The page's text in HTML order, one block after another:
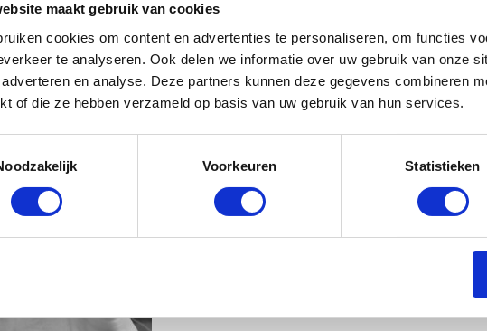
maakt gebruik van cookies
cookies om content en advertenties te personaliseren, om functies
te analyseren. Ook delen we informatie over uw gebruik van onze
en analyse. Deze partners kunnen deze gegevens combineren
of die ze hebben verzameld op basis van uw gebruik van hun services.
Voorkeuren Statistieken
KIM KÖTTER DEELT
MANNEN
BABYSTRAATJE.NL